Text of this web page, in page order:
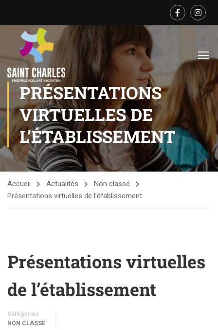
PRÉSENTATIONS
VIRTUELLES DE
L’ÉTABLISSEMENT
Accueil Actualités
Non classé
Présentations virtuelles de l’établissement
Présentations virtuelles
de l’établissement
Catégories
NON CLASSÉ